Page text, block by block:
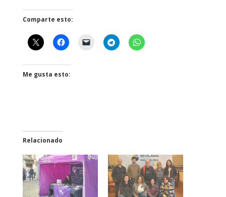
Comparte esto:
Me gusta esto:
Relacionado